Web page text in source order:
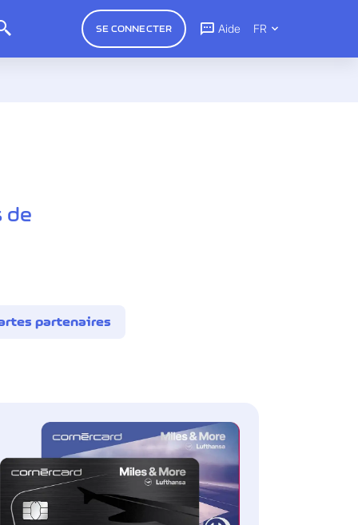
de
partenaires
SE CONNECTER Aide FR